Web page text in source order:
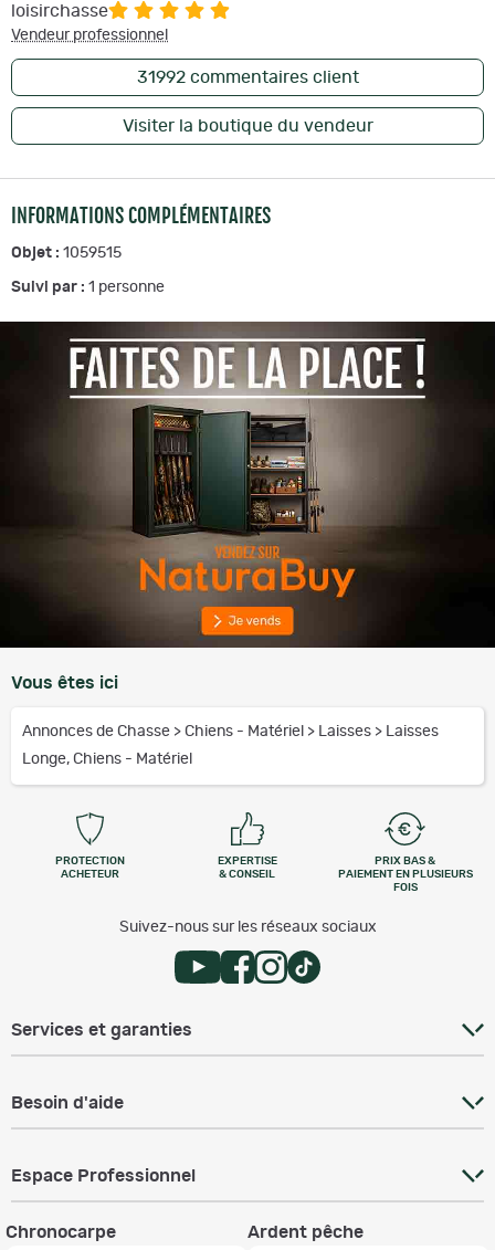
loisirchasse
Vendeur professionnel
31992commentaires client
Visiter la boutique du vendeur
INFORMATIONS COMPLÉMENTAIRES
Objet : 1059515
Suivi par : 1 personne
Vous êtes ici
Annonces de Chasse > Chiens - Matériel > Laisses > Laisses
Longe, Chiens - Matériel
PROTECTION
ACHETEUR
EXPERTISE
& CONSEIL
PRIX BAS &
PAIEMENT EN PLUSIEURS
FOIS
Suivez-nous sur les réseaux sociaux
Services et garanties
Besoin d'aide
Espace Professionnel
Chronocarpe Ardent pêche